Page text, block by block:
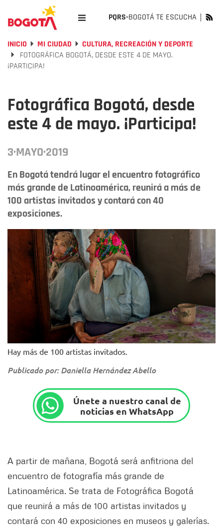
PQRS-BOGOTÁ TE ESCUCHA
INICIO MI CIUDAD
CULTURA, RECREACIÓN Y DEPORTE
FOTOGRÁFICA BOGOTÁ, DESDE ESTE 4 DE MAYO.
¡PARTICIPA!
Fotográfica Bogotá, desde
este 4 de mayo. ¡Participa!
3·MAYO·2019
En Bogotá tendrá lugar el encuentro fotográfico
más grande de Latinoamérica, reunirá a más de
100 artistas invitados y contará con 40
exposiciones.
Hay más de 100 artistas invitados.
Publicado por: Daniella Hernández Abello
Únete a nuestro canal de
noticias en WhatsApp
A partir de mañana, Bogotá será anfitriona del
encuentro de fotografía más grande de
Latinoamérica. Se trata de Fotográfica Bogotá
que reunirá a más de 100 artistas invitados y
contará con 40 exposiciones en museos y galerías.